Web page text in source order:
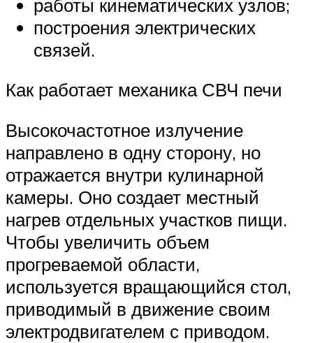
работы кинематических узлов;
построения электрических
связей.
Как работает механика СВЧ печи
Высокочастотное излучение
направлено в одну сторону, но
отражается внутри кулинарной
камеры. Оно создает местный
нагрев отдельных участков пищи.
Чтобы увеличить объем
прогреваемой области,
используется вращающийся стол,
приводимый в движение своим
электродвигателем с приводом.